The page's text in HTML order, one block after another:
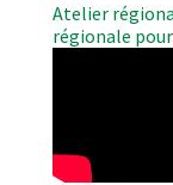
Atelier
régionale